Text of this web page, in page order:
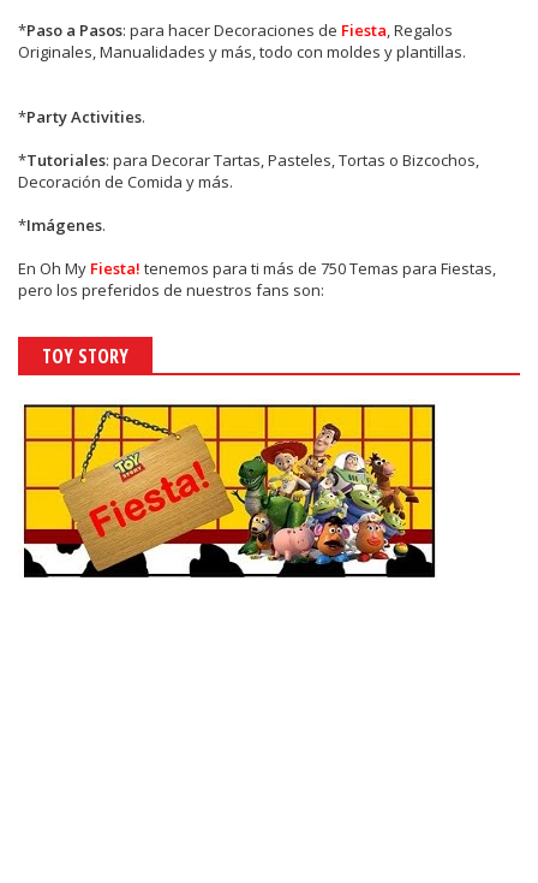
*Paso a Pasos: para hacer Decoraciones de Fiesta, Regalos
Originales, Manualidades y más, todo con moldes y plantillas.
*Party Activities.
*Tutoriales: para Decorar Tartas, Pasteles, Tortas o Bizcochos,
Decoración de Comida y más.
*Imágenes.
En Oh My Fiesta! tenemos para ti más de 750 Temas para Fiestas,
pero los preferidos de nuestros fans son:
TOY STORY